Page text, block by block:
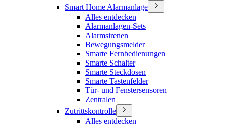
Smart Home Alarmanlage
Alles entdecken
Alarmanlagen-Sets
Alarmsirenen
Bewegungsmelder
Smarte Fernbedienungen
Smarte Schalter
Smarte Steckdosen
Smarte Tastenfelder
Tür- und Fenstersensoren
Zentralen
Zutrittskontrolle
Alles entdecken